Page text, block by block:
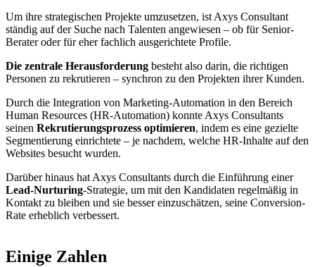
Um ihre strategischen Projekte umzusetzen, ist Axys Consultant
ständig auf der Suche nach Talenten angewiesen – ob für Senior-
Berater oder für eher fachlich ausgerichtete Profile.
Die zentrale Herausforderung besteht also darin, die richtigen
Personen zu rekrutieren – synchron zu den Projekten ihrer Kunden.
Durch die Integration von Marketing-Automation in den Bereich
Human Resources (HR-Automation) konnte Axys Consultants
seinen Rekrutierungsprozess optimieren, indem es eine gezielte
Segmentierung einrichtete – je nachdem, welche HR-Inhalte auf den
Websites besucht wurden.
Darüber hinaus hat Axys Consultants durch die Einführung einer
Lead-Nurturing-Strategie, um mit den Kandidaten regelmäßig in
Kontakt zu bleiben und sie besser einzuschätzen, seine Conversion-
Rate erheblich verbessert.
Einige Zahlen